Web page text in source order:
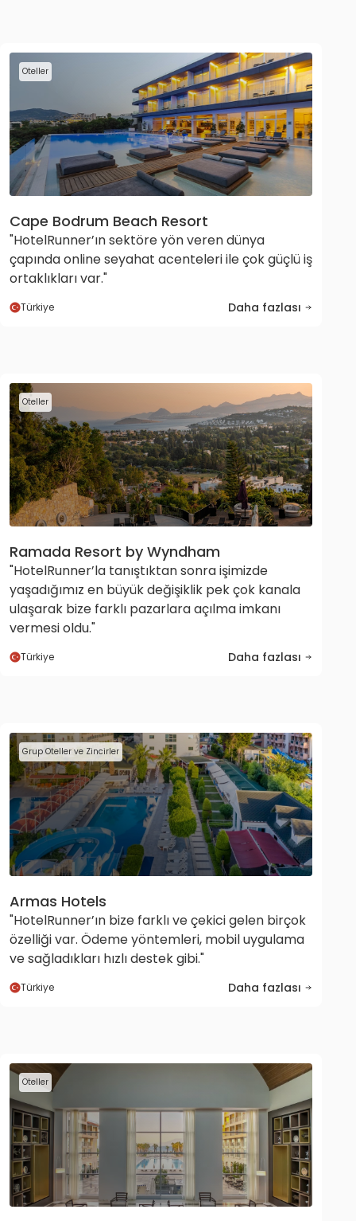
Oteller
Cape Bodrum Beach Resort
"HotelRunner’ın sektöre yön veren dünya
çapında online seyahat acenteleri ile çok güçlü iş
ortaklıkları var."
Türkiye Daha fazlası
Oteller
Ramada Resort by Wyndham
"HotelRunner’la tanıştıktan sonra işimizde
yaşadığımız en büyük değişiklik pek çok kanala
ulaşarak bize farklı pazarlara açılma imkanı
vermesi oldu."
Türkiye Daha fazlası
Grup Oteller ve Zincirler
Armas Hotels
"HotelRunner’ın bize farklı ve çekici gelen birçok
özelliği var. Ödeme yöntemleri, mobil uygulama
ve sağladıkları hızlı destek gibi."
Türkiye Daha fazlası
Oteller